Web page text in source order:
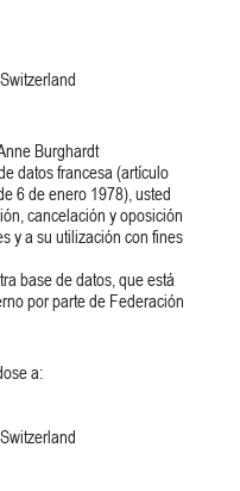
Burghardt
datos francesa (artículo
6 de enero 1978), usted
cancelación y oposición
y a su utilización con fines
base de datos, que está
por parte de Federación
a: